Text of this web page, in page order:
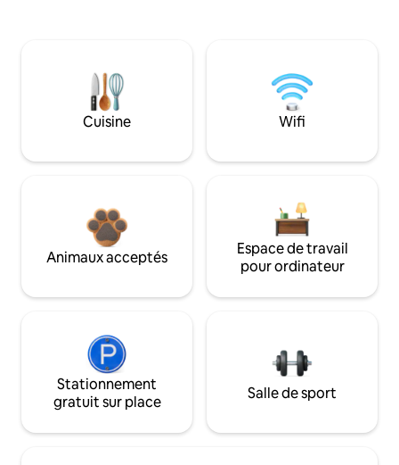
Cuisine Wifi
Animaux acceptés
Espace de travail
pour ordinateur
Stationnement
gratuit sur place
Salle de sport